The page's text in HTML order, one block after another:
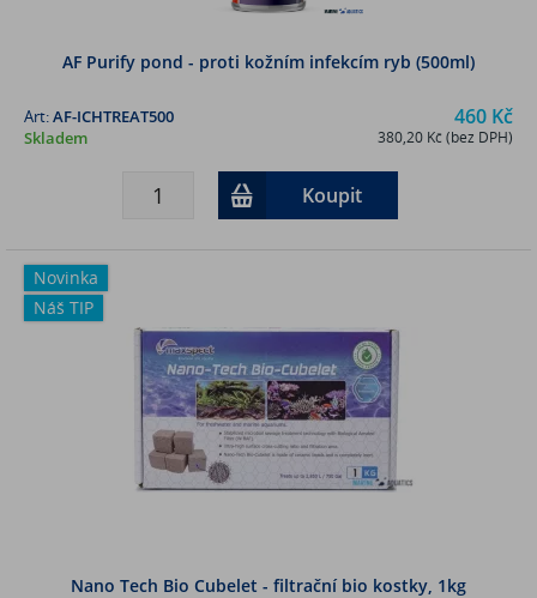
AF Purify pond - proti kožním infekcím ryb (500ml)
460 Kč
380,20 Kč (bez DPH)
Art:AF-ICHTREAT500
Skladem
Koupit
Novinka
Náš TIP
Nano Tech Bio Cubelet - filtrační bio kostky, 1kg